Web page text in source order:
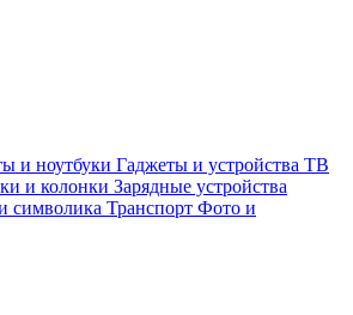
и ноутбуки Гаджеты и устройства ТВ
и колонки Зарядные устройства
символика Транспорт Фото и